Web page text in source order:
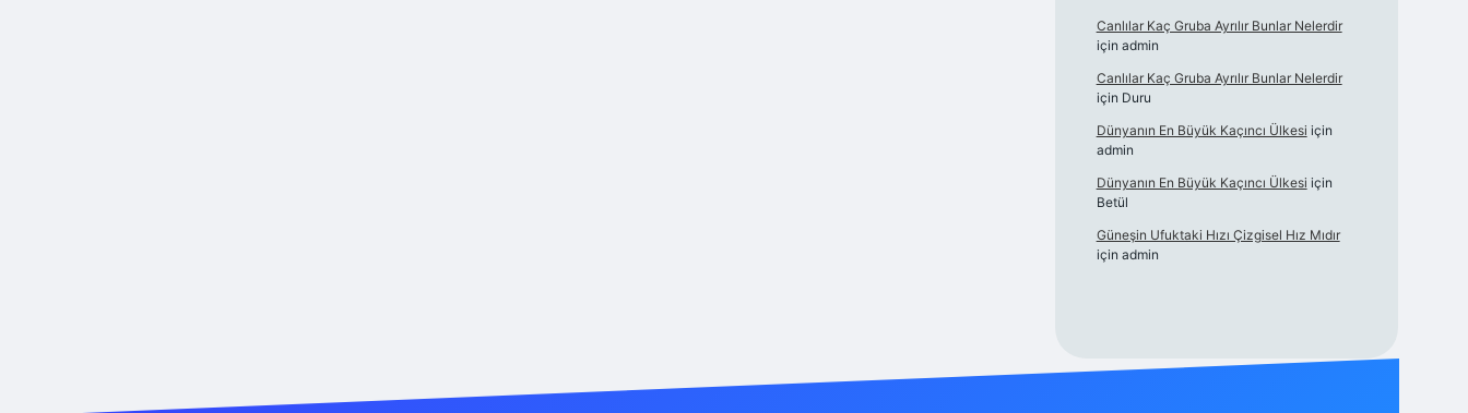
Canlılar Kaç Gruba Ayrılır Bunlar Nelerdir
için admin
Canlılar Kaç Gruba Ayrılır Bunlar Nelerdir
için Duru
Dünyanın En Büyük Kaçıncı Ülkesi için
admin
Dünyanın En Büyük Kaçıncı Ülkesi için
Betül
Güneşin Ufuktaki Hızı Çizgisel Hız Mıdır
için admin